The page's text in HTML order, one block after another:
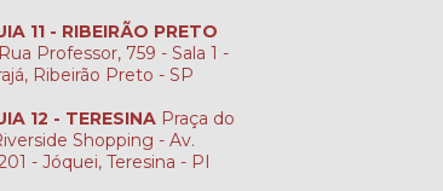
11 - RIBEIRÃO PRETO
Rua Professor, 759 - Sala 1 -
Ribeirão Preto - SP
12 - TERESINA Praça do
Shopping - Av.
- Jóquei, Teresina - PI